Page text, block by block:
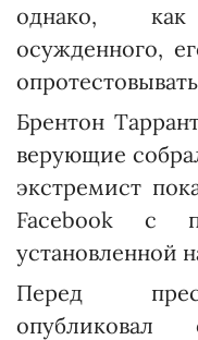
однако,
осужденного,
Брентон
верующие
экстремист
Facebook с
установленной
Перед
опубликовал